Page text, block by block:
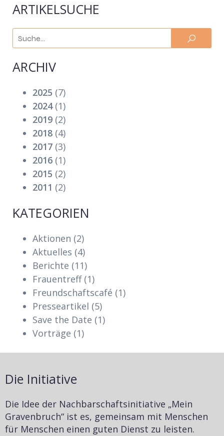
ARTIKELSUCHE
ARCHIV
2025 (7)
2024(1)
2019 (2)
2018 (4)
2017 (3)
2016 (1)
2015 (2)
2011 (2)
KATEGORIEN
Aktionen (2)
Aktuelles (4)
Berichte (11)
Frauentreff(1)
Freundschaftscafé (1)
Presseartikel (5)
Save the Date (1)
Vorträge (1)
Die Initiative
Die Idee der Nachbarschaftsinitiative „Mein
Gravenbruch“ ist es, gemeinsam mit Menschen
für Menschen einen guten Dienst zu leisten.